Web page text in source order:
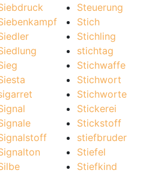
Steuerung
Stich
Stichling
stichtag
Stichwaffe
Stichwort
Stichworte
Stickerei
Stickstoff
stiefbruder
Stiefel
Stiefkind